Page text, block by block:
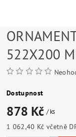
522X200
Dostupnost
878 Kč/ ks
1 062,40 Kč